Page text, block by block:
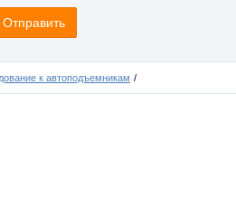
Отправить
к автоподъемникам